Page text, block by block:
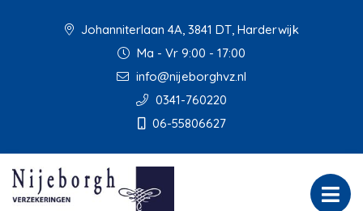
Johanniterlaan 4A, 3841 DT, Harderwijk
Ma - Vr 9:00 - 17:00
info@nijeborghvz.nl
0341-760220
06-55806627